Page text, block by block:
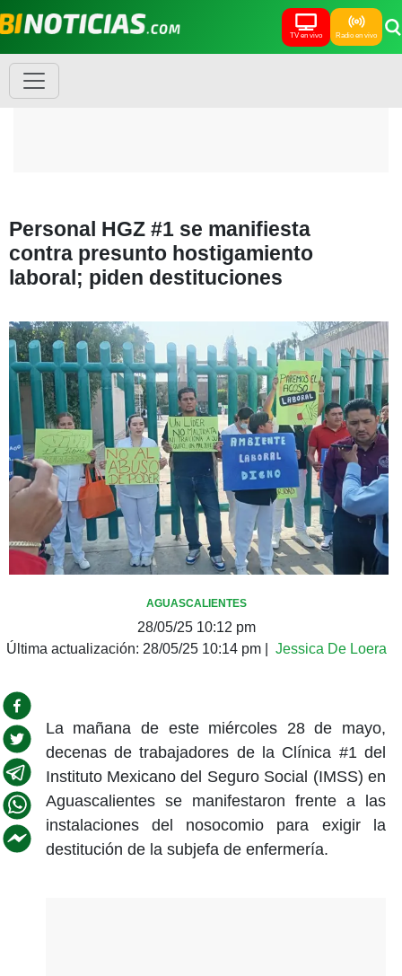
TV en vivo Radio en vivo
Personal HGZ #1 se manifiesta
contra presunto hostigamiento
laboral; piden destituciones
AGUASCALIENTES
28/05/25 10:12 pm
Última actualización: 28/05/25 10:14 pm Jessica De Loera
La mañana de este miércoles 28 de mayo,
decenas de trabajadores de la Clínica #1 del
Instituto Mexicano del Seguro Social (IMSS) en
Aguascalientes se manifestaron frente a las
instalaciones del nosocomio para exigir la
destitución de la subjefa de enfermería.